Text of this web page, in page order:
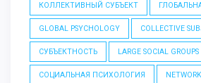
КОЛЛЕКТИВНЫЙ СУБЪЕКТ
GLOBAL PSYCHOLOGY COLLECTIVE
СУБЪЕКТНОСТЬ LARGE SOCIAL GROUPS
СОЦИАЛЬНАЯ ПСИХОЛОГИЯ